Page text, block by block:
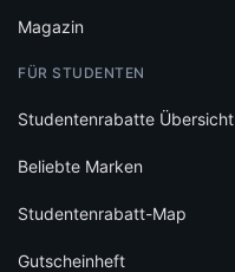
Magazin
FÜR STUDENTEN
Studentenrabatte Übersicht
Beliebte Marken
Studentenrabatt-Map
Gutscheinheft